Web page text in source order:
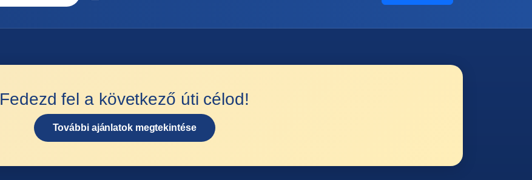
Fedezd fel a következő úti célod!
További ajánlatok megtekintése